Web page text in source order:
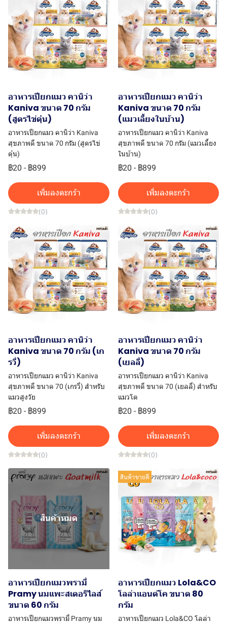
อาหารเปียกแมว คานิว่า
Kaniva ขนาด 70 กรัม
(สูตรไข่ตุ๋น)
อาหารเปียกแมว คานิว่า Kaniva
สุขภาพดี ขนาด 70 กรัม (สูตรไข่
ตุ๋น)
฿20 - ฿899
เพิ่มลงตะกร้า
(0)
อาหารเปียกแมว คานิว่า
Kaniva ขนาด 70 กรัม
(แมวเลี้ยงในบ้าน)
อาหารเปียกแมว คานิว่า Kaniva
สุขภาพดี ขนาด 70 กรัม (แมวเลี้ยง
ในบ้าน)
฿20 - ฿899
เพิ่มลงตะกร้า
(0)
อาหารเปียกแมว คานิว่า
Kaniva ขนาด 70 กรัม (เก
รวี่)
อาหารเปียกแมว คานิว่า Kaniva
สุขภาพดี ขนาด 70 (เกรวี่) สำหรับ
แมวสูงวัย
฿20 - ฿899
เพิ่มลงตะกร้า
(0)
อาหารเปียกแมว คานิว่า
Kaniva ขนาด 70 กรัม
(เยลลี่)
อาหารเปียกแมว คานิว่า Kaniva
สุขภาพดี ขนาด 70 (เยลลี่) สำหรับ
แมวโต
฿20 - ฿899
เพิ่มลงตะกร้า
(0)
สินค้าหมด
อาหารเปียกแมวพรามี่
Pramy นมแพะสเตอริไลส์
ขนาด 60 กรัม
อาหารเปียกแมวพรามี่ Pramy นม
สินค้าขายดี
อาหารเปียกแมว Lola&CO
โลล่าแอนด์โค ขนาด 80
กรัม
อาหารเปียกแมว Lola&CO โลล่า